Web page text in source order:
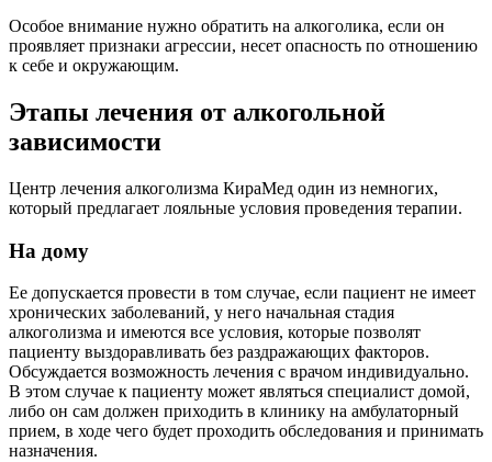
Особое внимание нужно обратить на алкоголика, если он
проявляет признаки агрессии, несет опасность по отношению
к себе и окружающим.
Этапы лечения от алкогольной
зависимости
Центр лечения алкоголизма КираМед один из немногих,
который предлагает лояльные условия проведения терапии.
На дому
Ее допускается провести в том случае, если пациент не имеет
хронических заболеваний, у него начальная стадия
алкоголизма и имеются все условия, которые позволят
пациенту выздоравливать без раздражающих факторов.
Обсуждается возможность лечения с врачом индивидуально.
В этом случае к пациенту может являться специалист домой,
либо он сам должен приходить в клинику на амбулаторный
прием, в ходе чего будет проходить обследования и принимать
назначения.